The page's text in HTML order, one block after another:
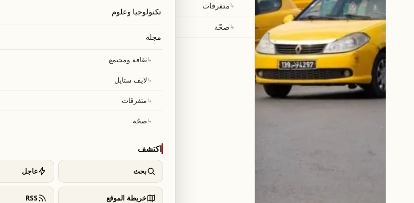
↳متفرقات
↳صحّة
تكنولوجيا وعلوم
مجلة
↳ثقافة ومجتمع
↳لايف ستايل
↳متفرقات
↳صحّة
اكتشف
بحث عاجل
خريطة الموقع RSS